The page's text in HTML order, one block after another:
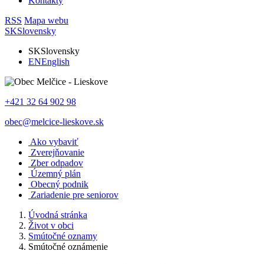
RSS Mapa webu
SKSlovensky
SKSlovensky
ENEnglish
+421 32 64 902 98
obec@melcice-lieskove.sk
Ako vybaviť
Zverejňovanie
Zber odpadov
Územný plán
Obecný podnik
Zariadenie pre seniorov
Úvodná stránka
Život v obci
Smútočné oznamy
Smútočné oznámenie